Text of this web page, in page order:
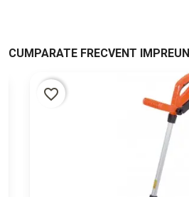
CUMPARATE FRECVENT
favorite_border